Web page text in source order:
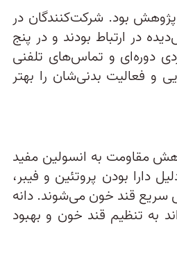
بود. شرکت‌کنندگان در
در ارتباط بودند و در پنج
دوره‌ای و تماس‌های تلفنی
و فعالیت بدنی‌شان را بهتر
مقاومت به انسولین مفید
دارا بودن پروتئین و فیبر،
سریع قند خون می‌شوند. دانه
به تنظیم قند خون و بهبود